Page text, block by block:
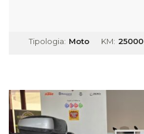
Tipologia: Moto KM: 25000